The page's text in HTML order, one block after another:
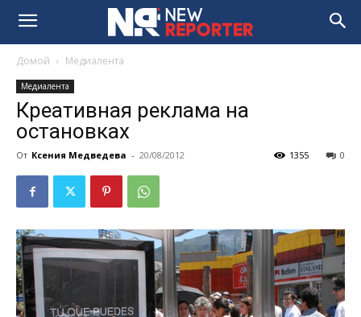
Домой Медиалента
Медиалента
Креативная реклама на
остановках
От Ксения Медведева - 20/08/2012 0
1355